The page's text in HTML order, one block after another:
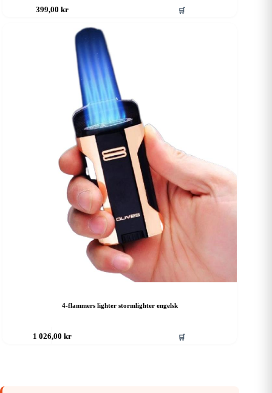
399,00 kr 🛒
4-flammers lighter stormlighter engelsk
1 026,00 kr 🛒